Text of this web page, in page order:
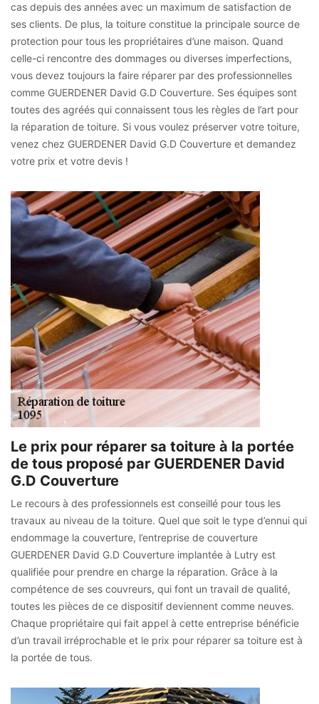
cas depuis des années avec un maximum de satisfaction de
ses clients. De plus, la toiture constitue la principale source de
protection pour tous les propriétaires d’une maison. Quand
celle-ci rencontre des dommages ou diverses imperfections,
vous devez toujours la faire réparer par des professionnelles
comme GUERDENER David G.D Couverture. Ses équipes sont
toutes des agréés qui connaissent tous les règles de l’art pour
la réparation de toiture. Si vous voulez préserver votre toiture,
venez chez GUERDENER David G.D Couverture et demandez
votre prix et votre devis !
Le prix pour réparer sa toiture à la portée
de tous proposé par GUERDENER David
G.D Couverture
Le recours à des professionnels est conseillé pour tous les
travaux au niveau de la toiture. Quel que soit le type d’ennui qui
endommage la couverture, l’entreprise de couverture
GUERDENER David G.D Couverture implantée à Lutry est
qualifiée pour prendre en charge la réparation. Grâce à la
compétence de ses couvreurs, qui font un travail de qualité,
toutes les pièces de ce dispositif deviennent comme neuves.
Chaque propriétaire qui fait appel à cette entreprise bénéficie
d’un travail irréprochable et le prix pour réparer sa toiture est à
la portée de tous.